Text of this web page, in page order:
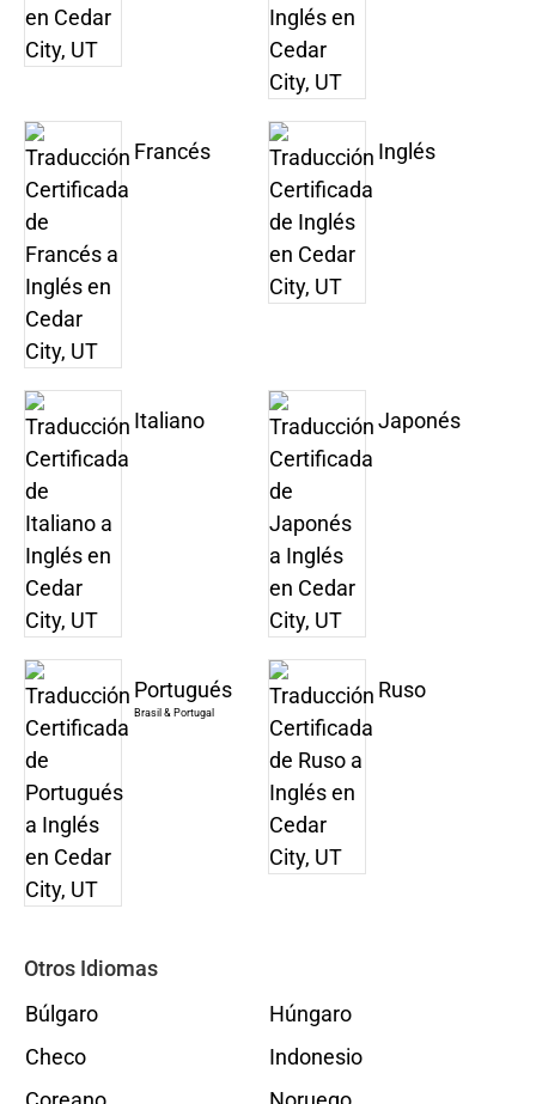
Francés Inglés
Italiano Japonés
Portugués
Brasil & Portugal
Ruso
Otros Idiomas
Búlgaro
Checo
Húngaro
Indonesio